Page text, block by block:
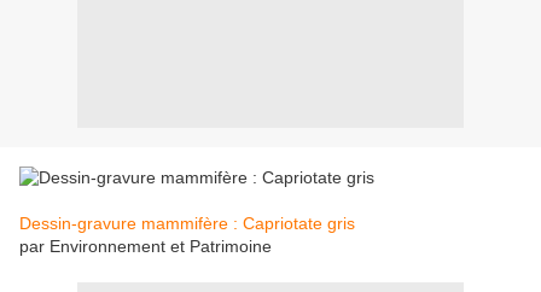
Dessin-gravure mammifère : Capriotate gris
par Environnement et Patrimoine